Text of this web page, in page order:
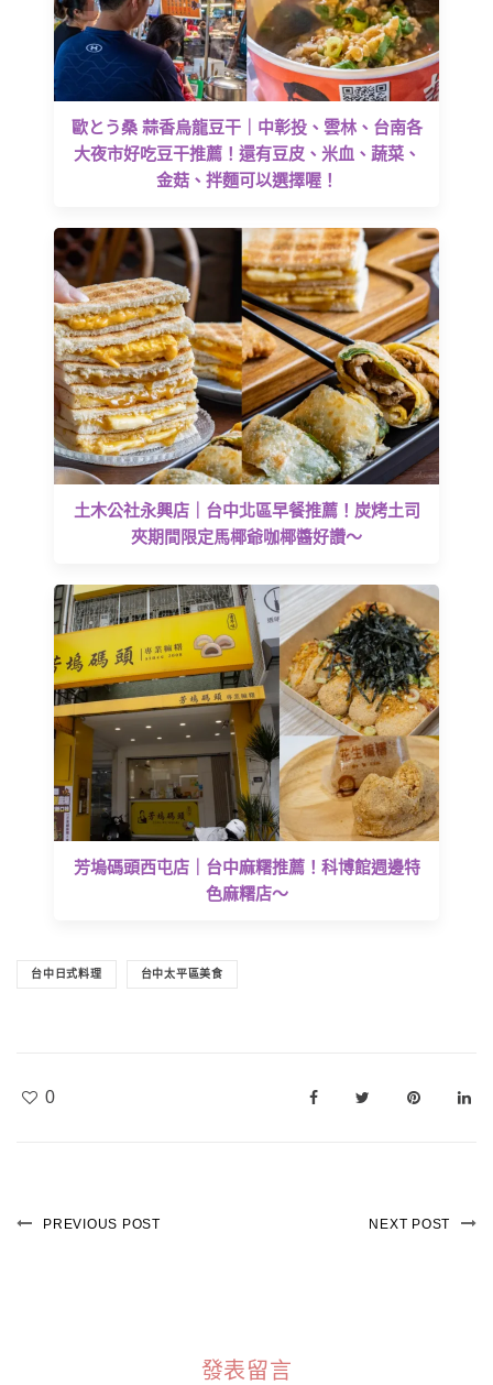
歐とう桑 蒜香烏龍豆干｜中彰投、雲林、台南各
大夜市好吃豆干推薦！還有豆皮、米血、蔬菜、
金菇、拌麵可以選擇喔！
土木公社永興店｜台中北區早餐推薦！炭烤土司
夾期間限定馬椰爺咖椰醬好讚～
芳塢碼頭西屯店｜台中麻糬推薦！科博館週邊特
色麻糬店～
台中日式料理 台中太平區美食
0
PREVIOUS POST NEXT POST
發表留言